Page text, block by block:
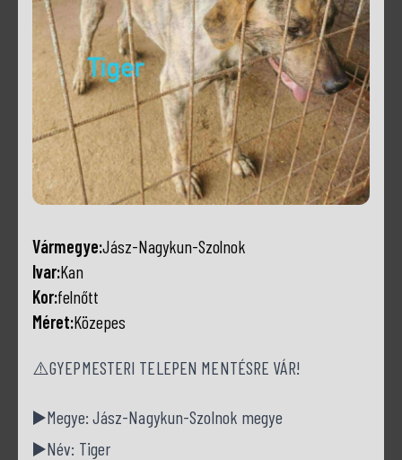
Vármegye:Jász-Nagykun-Szolnok
Ivar:Kan
Kor:felnőtt
Méret:Közepes
⚠️GYEPMESTERI TELEPEN MENTÉSRE VÁR!
▶️Megye: Jász-Nagykun-Szolnok megye
▶️Név: Tiger